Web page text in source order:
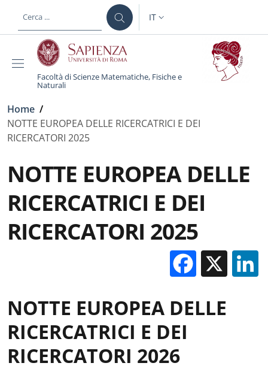
al contenuto principale
SELETTORE LINGUA:
IT
Facoltà di Scienze Matematiche, Fisiche e
Naturali
Briciole di pane
Home /
NOTTE EUROPEA DELLE RICERCATRICI E DEI
RICERCATORI 2025
NOTTE EUROPEA DELLE
RICERCATRICI E DEI
RICERCATORI 2025
X
NOTTE EUROPEA DELLE
RICERCATRICI E DEI
RICERCATORI 2026